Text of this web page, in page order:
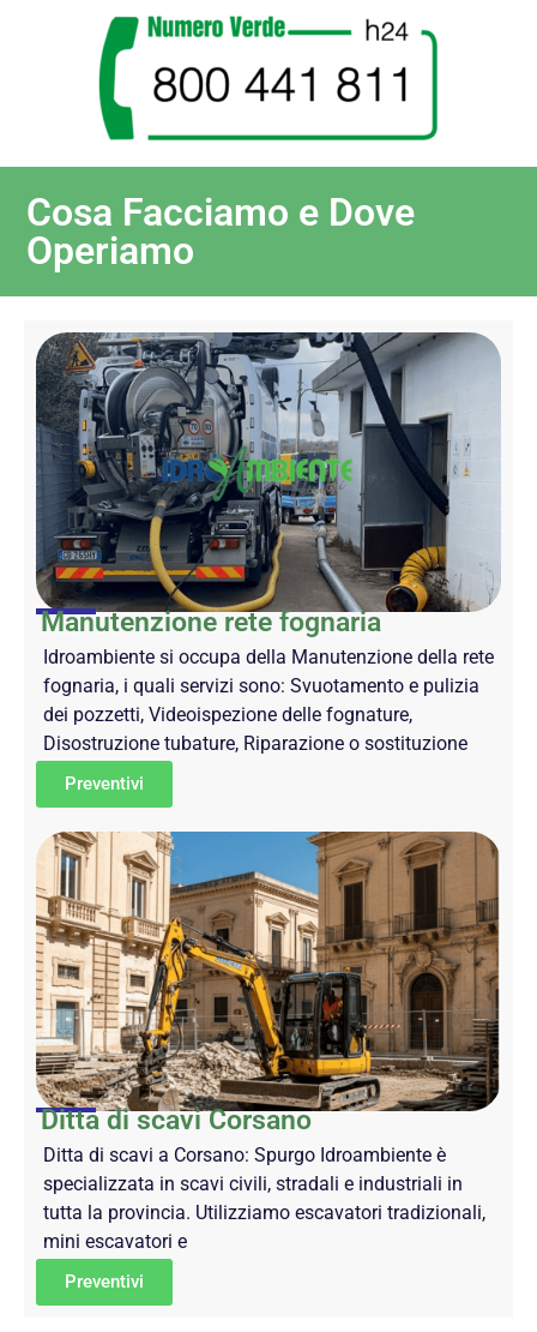
Cosa Facciamo e Dove
Operiamo
Manutenzione rete fognaria
Idroambiente si occupa della Manutenzione della rete
fognaria, i quali servizi sono: Svuotamento e pulizia
dei pozzetti, Videoispezione delle fognature,
Disostruzione tubature, Riparazione o sostituzione
Preventivi
Ditta di scavi Corsano
Ditta di scavi a Corsano: Spurgo Idroambiente è
specializzata in scavi civili, stradali e industriali in
tutta la provincia. Utilizziamo escavatori tradizionali,
mini escavatori e
Preventivi